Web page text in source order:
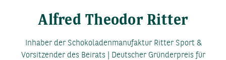
Alfred Theodor Ritter
Inhaber der Schokoladenmanufaktur Ritter Sport &
Vorsitzender des Beirats | Deutscher Gründerpreis für